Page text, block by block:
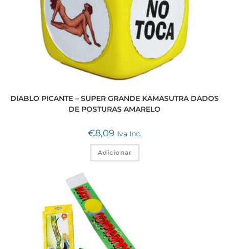
DIABLO PICANTE – SUPER GRANDE KAMASUTRA DADOS
DE POSTURAS AMARELO
€8,09 Iva Inc.
Adicionar